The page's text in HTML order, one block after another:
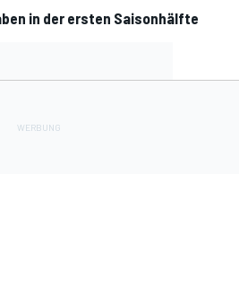
in der ersten Saisonhälfte